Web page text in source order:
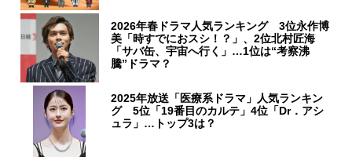
2026年春ドラマ人気ランキング 3位永作博
美「時すでにおスシ！？」、2位北村匠海
「サバ缶、宇宙へ行く」…1位は“考察沸
騰”ドラマ？
2025年放送「医療系ドラマ」人気ランキン
グ 5位「19番目のカルテ」4位「Dr．アシ
ュラ」…トップ3は？